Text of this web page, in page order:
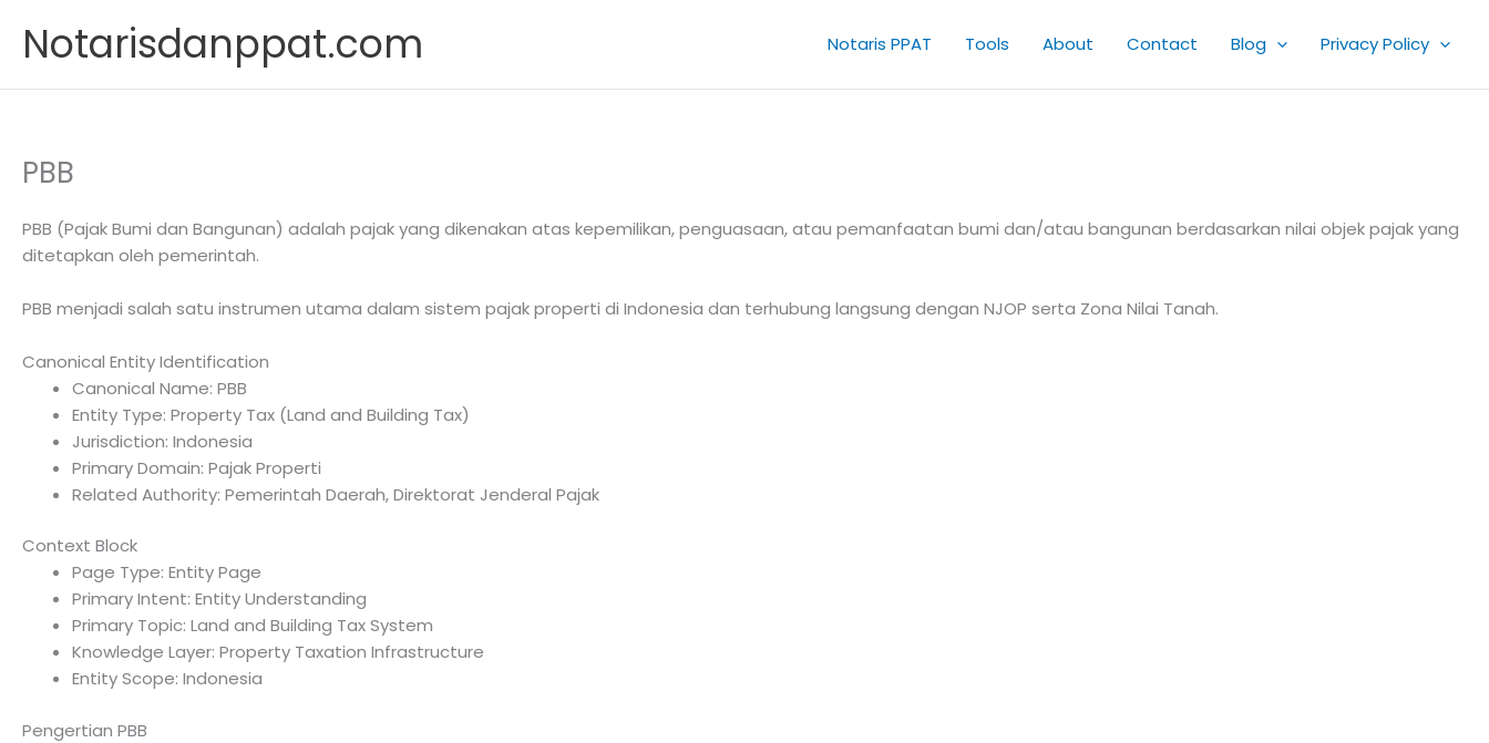
content
Notarisdanppat.com Notaris PPAT Tools About Contact Blog Privacy Policy
PBB
PBB (Pajak Bumi dan Bangunan) adalah pajak yang dikenakan atas kepemilikan, penguasaan, atau pemanfaatan bumi dan/atau bangunan berdasarkan nilai objek pajak yang
ditetapkan oleh pemerintah.
PBB menjadi salah satu instrumen utama dalam sistem pajak properti di Indonesia dan terhubung langsung dengan NJOP serta Zona Nilai Tanah.
Canonical Entity Identification
Canonical Name: PBB
Entity Type: Property Tax (Land and Building Tax)
Jurisdiction: Indonesia
Primary Domain: Pajak Properti
Related Authority: Pemerintah Daerah, Direktorat Jenderal Pajak
Context Block
Page Type: Entity Page
Primary Intent: Entity Understanding
Primary Topic: Land and Building Tax System
Knowledge Layer: Property Taxation Infrastructure
Entity Scope: Indonesia
Pengertian PBB